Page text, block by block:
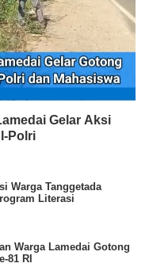
Gelar Aksi
Polri
Warga Tanggetada
Literasi
Warga Lamedai Gotong
81 RI